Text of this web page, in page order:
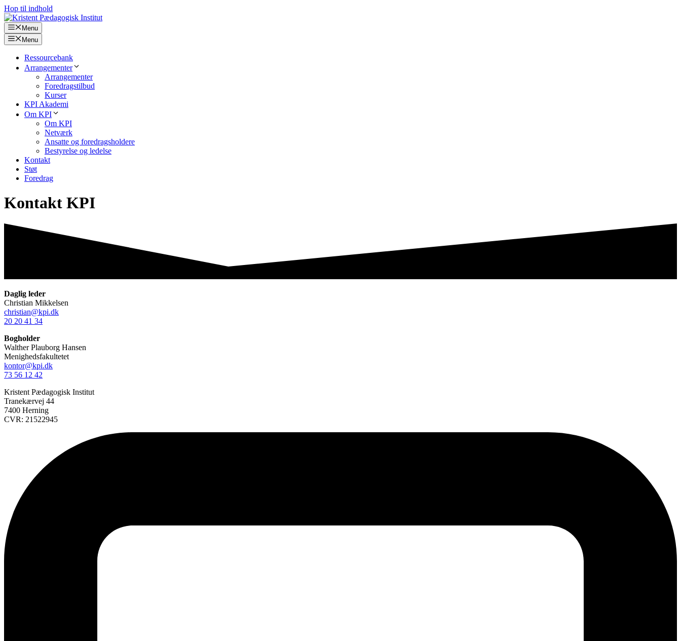
Hop til indhold
Menu
Menu
Ressourcebank
Arrangementer
Arrangementer
Foredragstilbud
Kurser
KPI Akademi
Om KPI
Om KPI
Netværk
Ansatte og foredragsholdere
Bestyrelse og ledelse
Kontakt
Støt
Foredrag
Kontakt KPI
Daglig leder
Christian Mikkelsen
christian@kpi.dk
20 20 41 34
Bogholder
Walther Plauborg Hansen
Menighedsfakultetet
kontor@kpi.dk
73 56 12 42
Kristent Pædagogisk Institut
Tranekærvej 44
7400 Herning
CVR: 21522945